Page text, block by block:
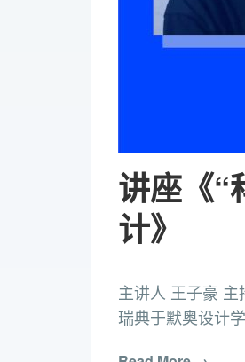
讲座《“
计》
主讲人 王子豪 主
瑞典于默奥设计